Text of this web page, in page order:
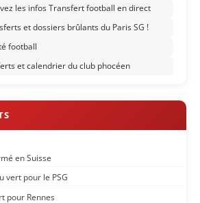
les infos Transfert football en direct
et dossiers brûlants du Paris SG !
football
et calendrier du club phocéen
en Suisse
vert pour le PSG
pour Rennes